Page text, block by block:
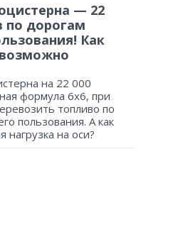
— 22
по дорогам
Как
на 22 000
формула 6х6, при
топливо по
пользования. А как
нагрузка на оси?